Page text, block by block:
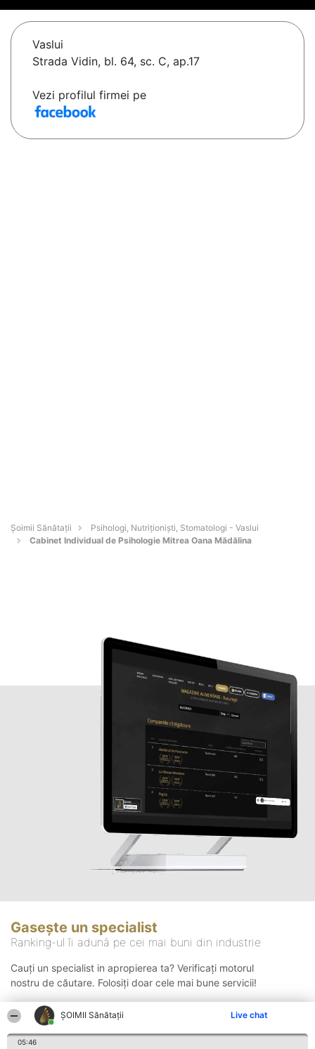
ŞOIMII Sănătații Live chat
05:46
Vaslui
Strada Vidin, bl. 64, sc. C, ap.17
Vezi profilul firmei pe
Şoimii Sănătații
Psihologi, Nutriționiști, Stomatologi - Vaslui
Cabinet Individual de Psihologie Mitrea Oana Mădălina
Gasește un specialist
Ranking-ul îi adună pe cei mai buni din industrie
Cauți un specialist in apropierea ta? Verificați motorul
nostru de căutare. Folosiți doar cele mai bune servicii!